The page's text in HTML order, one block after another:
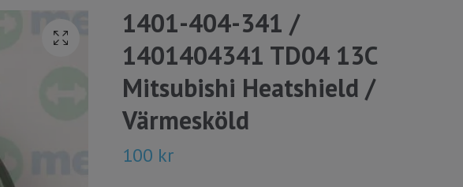
1401-404-341 /
1401404341 TD04 13C
Mitsubishi Heatshield /
Värmesköld
100 kr